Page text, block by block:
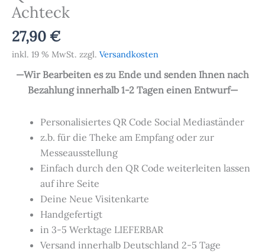
Achteck
27,90€
inkl. 19 % MwSt. zzgl. Versandkosten
—Wir Bearbeiten es zu Ende und senden Ihnen nach
Bezahlung innerhalb 1-2 Tagen einen Entwurf—
Personalisiertes QR Code Social Mediaständer
z.b. für die Theke am Empfang oder zur
Messeausstellung
Einfach durch den QR Code weiterleiten lassen
auf ihre Seite
Deine Neue Visitenkarte
Handgefertigt
in 3-5 Werktage LIEFERBAR
Versand innerhalb Deutschland 2-5 Tage